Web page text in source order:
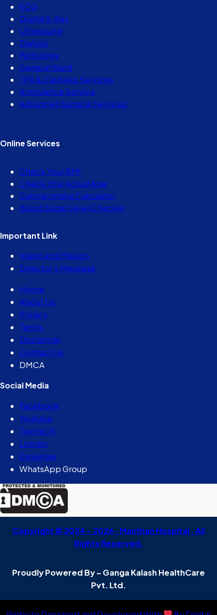
ECG
Digital X-Ray
Ultrasound
Dialysis
Pathology
General Ward
TPA & Cashless Services
Ambulance Service
Advanced Surgical Services
Online Services
Check Your BMI
Check Your Actual Age
Calorie Intake Calculator
Blood Sugar Level Checker
Important Link
Vision and Mission
Director’s Message
Home
About Us
Privacy
Terms
Disclaimer
Contact Us
DMCA
Social Media
Facebook
Youtube
Twitter/X
Linkdin
Explurger
WhatsApp Group
Copyright © 2024 – 2026 . Manthan Hospital . All
Rights Reserved.
Proudly Powered By – Ganga Kalash HealthCare
Pvt. Ltd.